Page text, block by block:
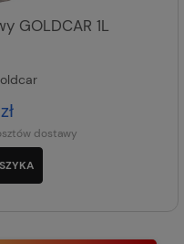
GOLDCAR 1L
dostawy